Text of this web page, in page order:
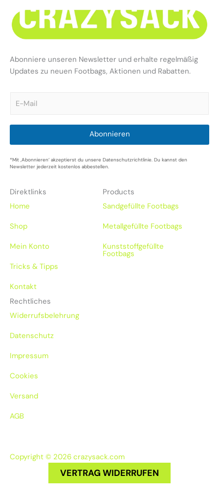
Abonniere unseren Newsletter und erhalte regelmäßig
Updates zu neuen Footbags, Aktionen und Rabatten.
m
i
*
Abonnieren
*Mit ‚Abonnieren‘ akzeptierst du unsere Datenschutzrichtlinie. Du kannst den
Newsletter jederzeit kostenlos abbestellen.
Direktlinks
Home
Shop
Mein Konto
Tricks & Tipps
Kontakt
Products
Sandgefüllte Footbags
Metallgefüllte Footbags
Kunststoffgefüllte
Footbags
Rechtliches
Widerrufsbelehrung
Datenschutz
Impressum
Cookies
Versand
AGB
Copyright © 2026 crazysack.com
VERTRAG WIDERRUFEN